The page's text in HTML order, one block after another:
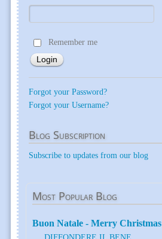
Remember me
Forgot your Password?
Forgot your Username?
Blog Subscription
Subscribe to updates from our blog
Most Popular Blog
Buon Natale - Merry Christmas